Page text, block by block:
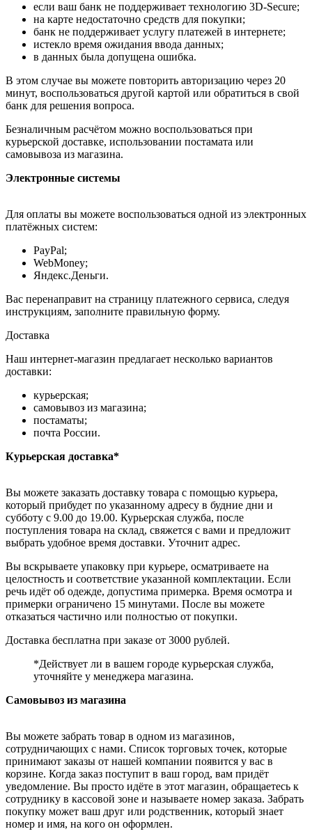
если ваш банк не поддерживает технологию 3D-Secure;
на карте недостаточно средств для покупки;
банк не поддерживает услугу платежей в интернете;
истекло время ожидания ввода данных;
в данных была допущена ошибка.
В этом случае вы можете повторить авторизацию через 20
минут, воспользоваться другой картой или обратиться в свой
банк для решения вопроса.
Безналичным расчётом можно воспользоваться при
курьерской доставке, использовании постамата или
самовывоза из магазина.
Электронные системы
Для оплаты вы можете воспользоваться одной из электронных
платёжных систем:
PayPal;
WebMoney;
Яндекс.Деньги.
Вас перенаправит на страницу платежного сервиса, следуя
инструкциям, заполните правильную форму.
Доставка
Наш интернет-магазин предлагает несколько вариантов
доставки:
курьерская;
самовывоз из магазина;
постаматы;
почта России.
Курьерская доставка*
Вы можете заказать доставку товара с помощью курьера,
который прибудет по указанному адресу в будние дни и
субботу с 9.00 до 19.00. Курьерская служба, после
поступления товара на склад, свяжется с вами и предложит
выбрать удобное время доставки. Уточнит адрес.
Вы вскрываете упаковку при курьере, осматриваете на
целостность и соответствие указанной комплектации. Если
речь идёт об одежде, допустима примерка. Время осмотра и
примерки ограничено 15 минутами. После вы можете
отказаться частично или полностью от покупки.
Доставка бесплатна при заказе от 3000 рублей.
*Действует ли в вашем городе курьерская служба,
уточняйте у менеджера магазина.
Самовывоз из магазина
Вы можете забрать товар в одном из магазинов,
сотрудничающих с нами. Список торговых точек, которые
принимают заказы от нашей компании появится у вас в
корзине. Когда заказ поступит в ваш город, вам придёт
уведомление. Вы просто идёте в этот магазин, обращаетесь к
сотруднику в кассовой зоне и называете номер заказа. Забрать
покупку может ваш друг или родственник, который знает
номер и имя, на кого он оформлен.